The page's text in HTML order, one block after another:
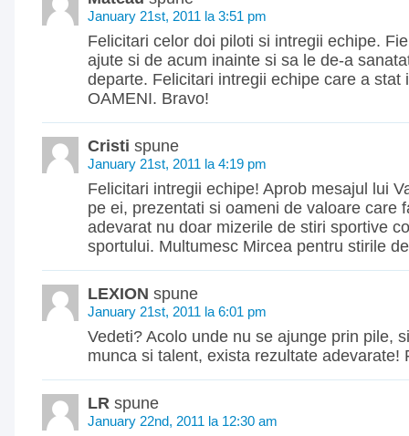
January 21st, 2011 la 3:51 pm
Felicitari celor doi piloti si intregii echipe.
ajute si de acum inainte si sa le de-a
departe. Felicitari intregii echipe care a stat
OAMENI. Bravo!
Cristi spune
January 21st, 2011 la 4:19 pm
Felicitari intregii echipe! Aprob mesajul lui
pe ei, prezentati si oameni de valoare care
adevarat nu doar mizerile de stiri sportive
sportului. Multumesc Mircea pentru stirile
LEXION spune
January 21st, 2011 la 6:01 pm
Vedeti? Acolo unde nu se ajunge prin pile,
munca si talent, exista rezultate adevarate!
LR spune
January 22nd, 2011 la 12:30 am